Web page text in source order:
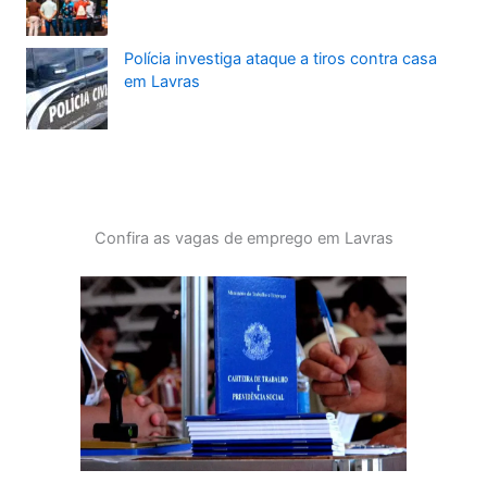
Polícia investiga ataque a tiros contra casa
em Lavras
Confira as vagas de emprego em Lavras